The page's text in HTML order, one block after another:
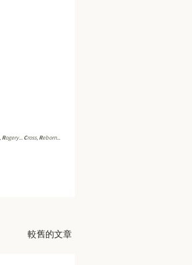
Rogery... Cross, Reborn...
較舊的文章